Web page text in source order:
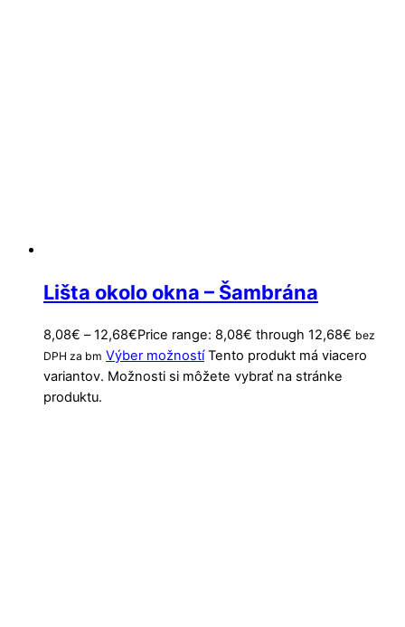
Lišta okolo okna – Šambrána
8,08€ – 12,68€Price range: 8,08€ through 12,68€ bez
DPH za bm Výber možností Tento produkt má viacero
variantov. Možnosti si môžete vybrať na stránke
produktu.